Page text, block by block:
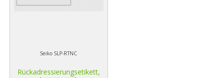
Seiko SLP-RTNC
Rückadressierungsetikett,